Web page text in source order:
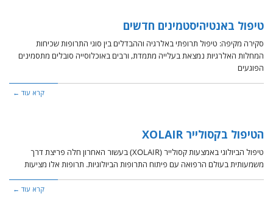
טיפול באנטיהיסטמינים חדשים
סקירה מקיפה: טיפול תרופתי באלרגיה וההבדלים בין סוגי התרופות שכיחות
המחלות האלרגיות נמצאת בעלייה מתמדת, ורבים באוכלוסייה סובלים מתסמינים
הפוגעים
קרא עוד ←
הטיפול בקסולייר XOLAIR
טיפול הביולוגי באמצעות קסולייר (XOLAIR) בעשור האחרון חלה פריצת דרך
משמעותית בעולם הרפואה עם פיתוח התרופות הביולוגיות. תרופות אלו מציעות
קרא עוד ←